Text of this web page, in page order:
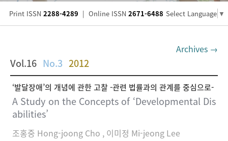
Print ISSN 2288-4289 | Online ISSN 2671-6488 Select Language ▼
Archives →
Vol.16 No.3 2012
‘발달장애’의 개념에 관한 고찰 -관련 법률과의 관계를 중심으로-
A Study on the Concepts of ‘Developmental Dis
abilities’
조홍중 Hong-joong Cho , 이미정 Mi-jeong Lee